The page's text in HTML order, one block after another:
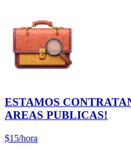
ESTAMOS
AREAS PUBLICAS!
$15/hora